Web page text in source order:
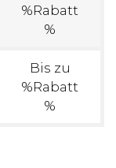
%Rabatt
%
Bis zu
%Rabatt
%